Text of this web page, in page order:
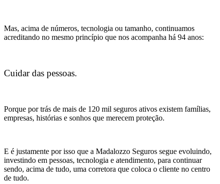
Mas, acima de números, tecnologia ou tamanho, continuamos
acreditando no mesmo princípio que nos acompanha há 94 anos:
Cuidar das pessoas.
Porque por trás de mais de 120 mil seguros ativos existem famílias,
empresas, histórias e sonhos que merecem proteção.
E é justamente por isso que a Madalozzo Seguros segue evoluindo,
investindo em pessoas, tecnologia e atendimento, para continuar
sendo, acima de tudo, uma corretora que coloca o cliente no centro
de tudo.